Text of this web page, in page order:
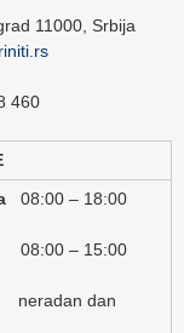
11000, Srbija
460
08:00 – 18:00
08:00 – 15:00
neradan dan